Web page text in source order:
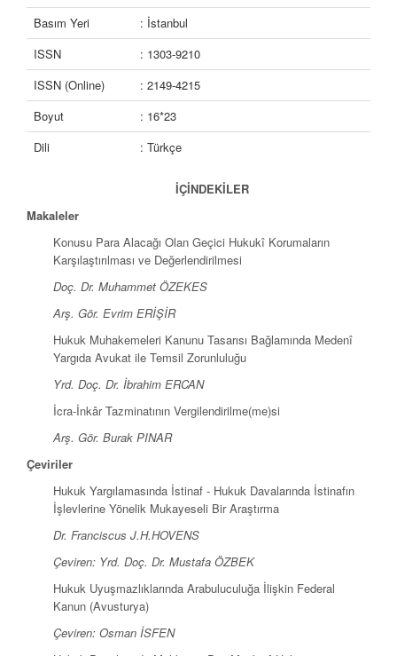
Basım Yeri
: İstanbul
ISSN
: 1303-9210
ISSN (Online)
: 2149-4215
Boyut
: 16*23
Dili
: Türkçe
İÇİNDEKİLER
Makaleler
Konusu Para Alacağı Olan Geçici Hukukî Korumaların
Karşılaştırılması ve Değerlendirilmesi
Doç. Dr. Muhammet ÖZEKES
Arş. Gör. Evrim ERİŞİR
Hukuk Muhakemeleri Kanunu Tasarısı Bağlamında Medenî
Yargıda Avukat ile Temsil Zorunluluğu
Yrd. Doç. Dr. İbrahim ERCAN
İcra-İnkâr Tazminatının Vergilendirilme(me)si
Arş. Gör. Burak PINAR
Çeviriler
Hukuk Yargılamasında İstinaf - Hukuk Davalarında İstinafın
İşlevlerine Yönelik Mukayeseli Bir Araştırma
Dr. Franciscus J.H.HOVENS
Çeviren: Yrd. Doç. Dr. Mustafa ÖZBEK
Hukuk Uyuşmazlıklarında Arabuluculuğa İlişkin Federal
Kanun (Avusturya)
Çeviren: Osman İSFEN